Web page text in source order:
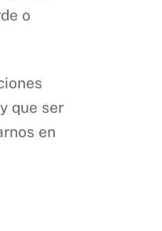
o
que ser
en